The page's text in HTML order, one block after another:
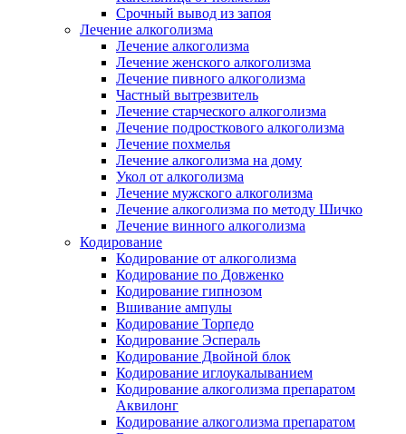
Срочный вывод из запоя
Лечение алкоголизма
Лечение алкоголизма
Лечение женского алкоголизма
Лечение пивного алкоголизма
Частный вытрезвитель
Лечение старческого алкоголизма
Лечение подросткового алкоголизма
Лечение похмелья
Лечение алкоголизма на дому
Укол от алкоголизма
Лечение мужского алкоголизма
Лечение алкоголизма по методу Шичко
Лечение винного алкоголизма
Кодирование
Кодирование от алкоголизма
Кодирование по Довженко
Кодирование гипнозом
Вшивание ампулы
Кодирование Торпедо
Кодирование Эспераль
Кодирование Двойной блок
Кодирование иглоукалыванием
Кодирование алкоголизма препаратом
Аквилонг
Кодирование алкоголизма препаратом